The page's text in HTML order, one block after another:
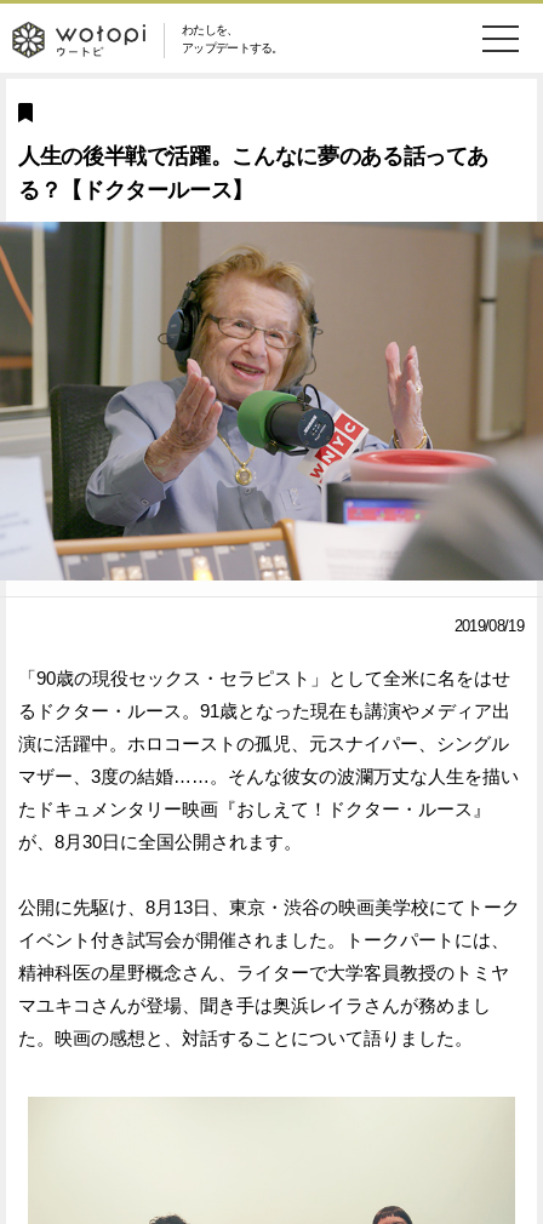
わたしを、
アップデートする。
wotopi
ウ
ー
ト
ピ
メ
ニ
ュ
ー
美容・コスメ 妊娠・出産
健康 ワークスタイル
ライフスタイル
ソーシャル SDGs
アイテム
検
ウートピとは？
Facebook
シ
ア
す
る
Twitter
シ
ア
す
人生の後半戦で活躍。こんなに夢のある話ってあ
る？【ドクタールース】
2019/08/19
「90歳の現役セックス・セラピスト」として全米に名をはせ
るドクター・ルース。91歳となった現在も講演やメディア出
演に活躍中。ホロコーストの孤児、元スナイパー、シングル
マザー、3度の結婚……。そんな彼女の波瀾万丈な人生を描い
たドキュメンタリー映画『おしえて！ドクター・ルース』
が、8月30日に全国公開されます。
公開に先駆け、8月13日、東京・渋谷の映画美学校にてトーク
イベント付き試写会が開催されました。トークパートには、
精神科医の星野概念さん、ライターで大学客員教授のトミヤ
マユキコさんが登場、聞き手は奥浜レイラさんが務めまし
た。映画の感想と、対話することについて語りました。